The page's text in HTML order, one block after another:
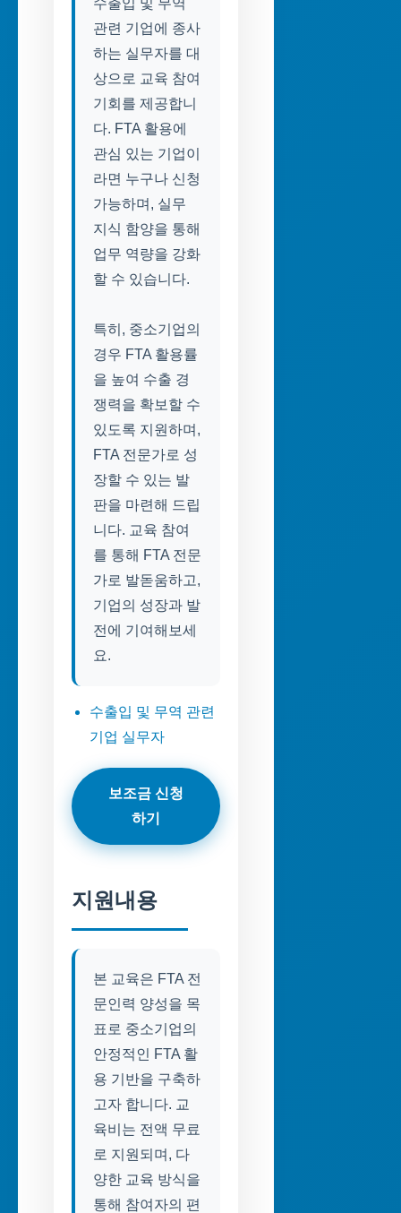
수출입 및 무역
관련 기업에 종사
하는 실무자를 대
상으로 교육 참여
기회를 제공합니
다. FTA 활용에
관심 있는 기업이
라면 누구나 신청
가능하며, 실무
지식 함양을 통해
업무 역량을 강화
할 수 있습니다.
특히, 중소기업의
경우 FTA 활용률
을 높여 수출 경
쟁력을 확보할 수
있도록 지원하며,
FTA 전문가로 성
장할 수 있는 발
판을 마련해 드립
니다. 교육 참여
를 통해 FTA 전문
가로 발돋움하고,
기업의 성장과 발
전에 기여해보세
요.
수출입 및 무역 관련
기업 실무자
보조금 신청
하기
지원내용
본 교육은 FTA 전
문인력 양성을 목
표로 중소기업의
안정적인 FTA 활
용 기반을 구축하
고자 합니다. 교
육비는 전액 무료
로 지원되며, 다
양한 교육 방식을
통해 참여자의 편